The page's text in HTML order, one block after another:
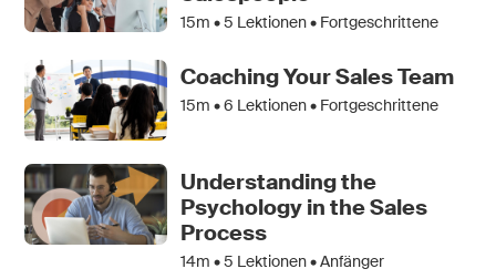
15m •5 Lektionen • Fortgeschrittene
Coaching Your Sales Team
15m •6 Lektionen • Fortgeschrittene
Understanding the
Psychology in the Sales
Process
14m •5 Lektionen • Anfänger